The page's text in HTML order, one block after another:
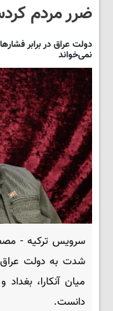
ضرر مردم
دولت عراق در برابر
نمی‌خواند
شدت به دولت عراق
میان آنکارا،
دانست.